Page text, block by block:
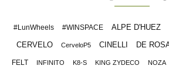
#LunWheels #WINSPACE ALPE D'HUEZ
CERVELO CerveloP5 CINELLI DE
FELT INFINITO K8-S KING ZYDECO NOZA